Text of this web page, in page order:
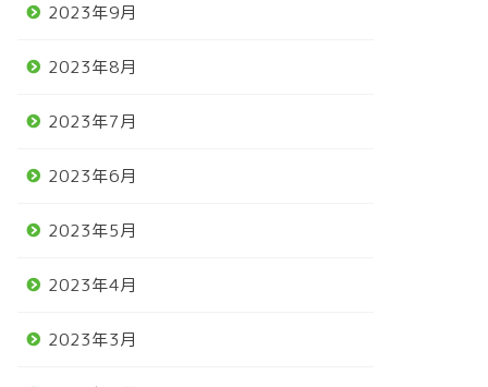
2023年9月
2023年8月
2023年7月
2023年6月
2023年5月
2023年4月
2023年3月